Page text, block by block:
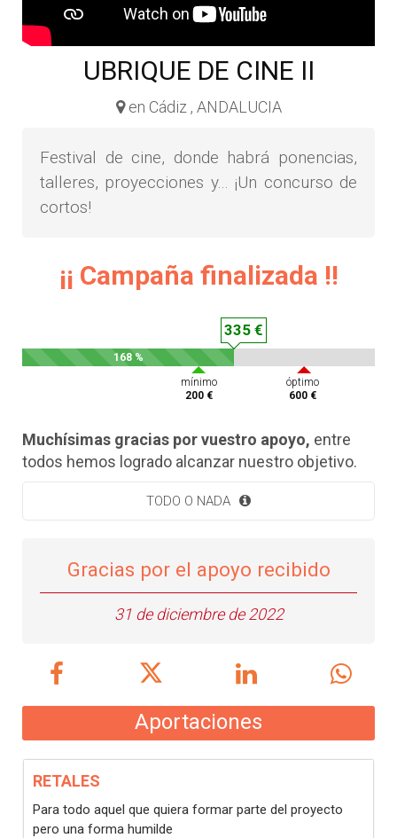
UBRIQUE DE CINE II
en Cádiz , ANDALUCIA
Festival de cine, donde habrá ponencias,
talleres, proyecciones y... ¡Un concurso de
cortos!
¡¡ Campaña finalizada !!
335 €
168 %
mínimo
200 €
óptimo
600 €
Muchísimas gracias por vuestro apoyo, entre
todos hemos logrado alcanzar nuestro objetivo.
TODO O NADA
Gracias por el apoyo recibido
31 de diciembre de 2022
Aportaciones
RETALES
Para todo aquel que quiera formar parte del proyecto
pero una forma humilde